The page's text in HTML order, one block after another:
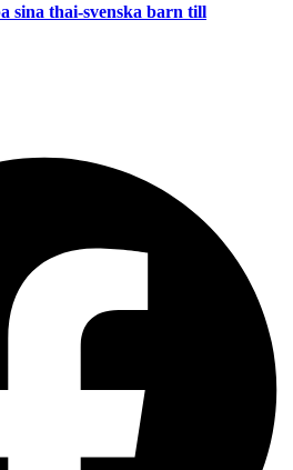
sina thai-svenska barn till